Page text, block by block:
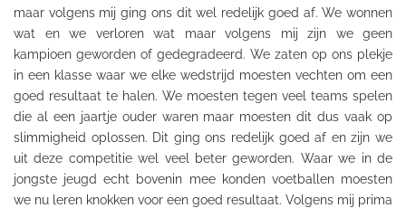
maar volgens mij ging ons dit wel redelijk goed af. We wonnen
wat en we verloren wat maar volgens mij zijn we geen
kampioen geworden of gedegradeerd. We zaten op ons plekje
in een klasse waar we elke wedstrijd moesten vechten om een
goed resultaat te halen. We moesten tegen veel teams spelen
die al een jaartje ouder waren maar moesten dit dus vaak op
slimmigheid oplossen. Dit ging ons redelijk goed af en zijn we
uit deze competitie wel veel beter geworden. Waar we in de
jongste jeugd echt bovenin mee konden voetballen moesten
we nu leren knokken voor een goed resultaat. Volgens mij prima